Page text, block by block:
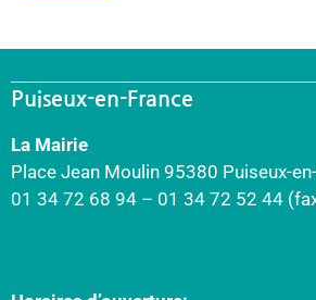
Puiseux-en-France
La Mairie
Place Jean Moulin 95380 Puiseux-
01 34 72 68 94 – 01 34 72 52 44